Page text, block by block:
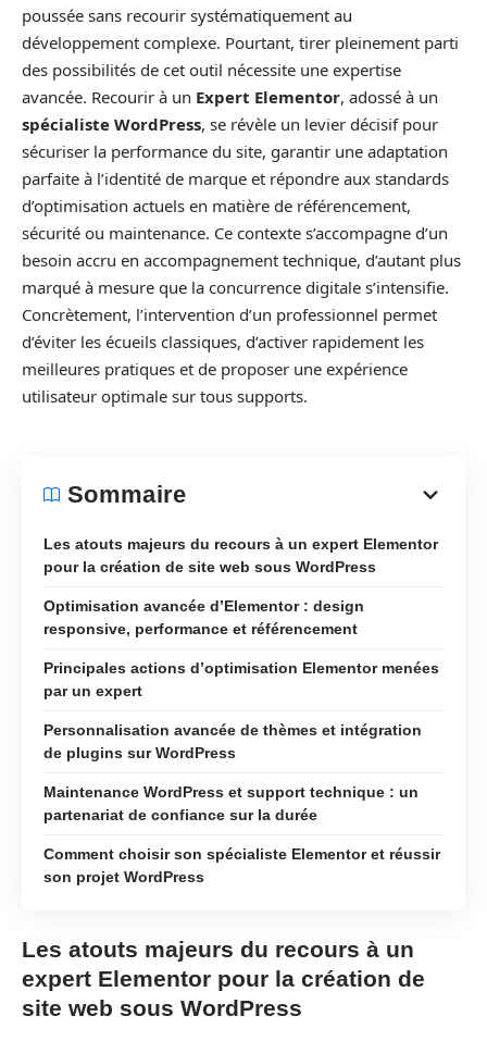
poussée sans recourir systématiquement au
développement complexe. Pourtant, tirer pleinement parti
des possibilités de cet outil nécessite une expertise
avancée. Recourir à un Expert Elementor, adossé à un
spécialiste WordPress, se révèle un levier décisif pour
sécuriser la performance du site, garantir une adaptation
parfaite à l’identité de marque et répondre aux standards
d’optimisation actuels en matière de référencement,
sécurité ou maintenance. Ce contexte s’accompagne d’un
besoin accru en accompagnement technique, d’autant plus
marqué à mesure que la concurrence digitale s’intensifie.
Concrètement, l’intervention d’un professionnel permet
d’éviter les écueils classiques, d’activer rapidement les
meilleures pratiques et de proposer une expérience
utilisateur optimale sur tous supports.
Sommaire
Les atouts majeurs du recours à un expert Elementor
pour la création de site web sous WordPress
Optimisation avancée d’Elementor : design
responsive, performance et référencement
Principales actions d’optimisation Elementor menées
par un expert
Personnalisation avancée de thèmes et intégration
de plugins sur WordPress
Maintenance WordPress et support technique : un
partenariat de confiance sur la durée
Comment choisir son spécialiste Elementor et réussir
son projet WordPress
Les atouts majeurs du recours à un
expert Elementor pour la création de
site web sous WordPress